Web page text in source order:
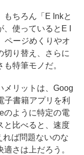
ちろん「E Inkと
使っているとE I
ページめくりやオ
切り替え、さらに
特筆モノだ。
リットは、Goog
子書籍アプリを利
のように特定の電
と比べると、速度
ば問題ないのな
さは上だろう。